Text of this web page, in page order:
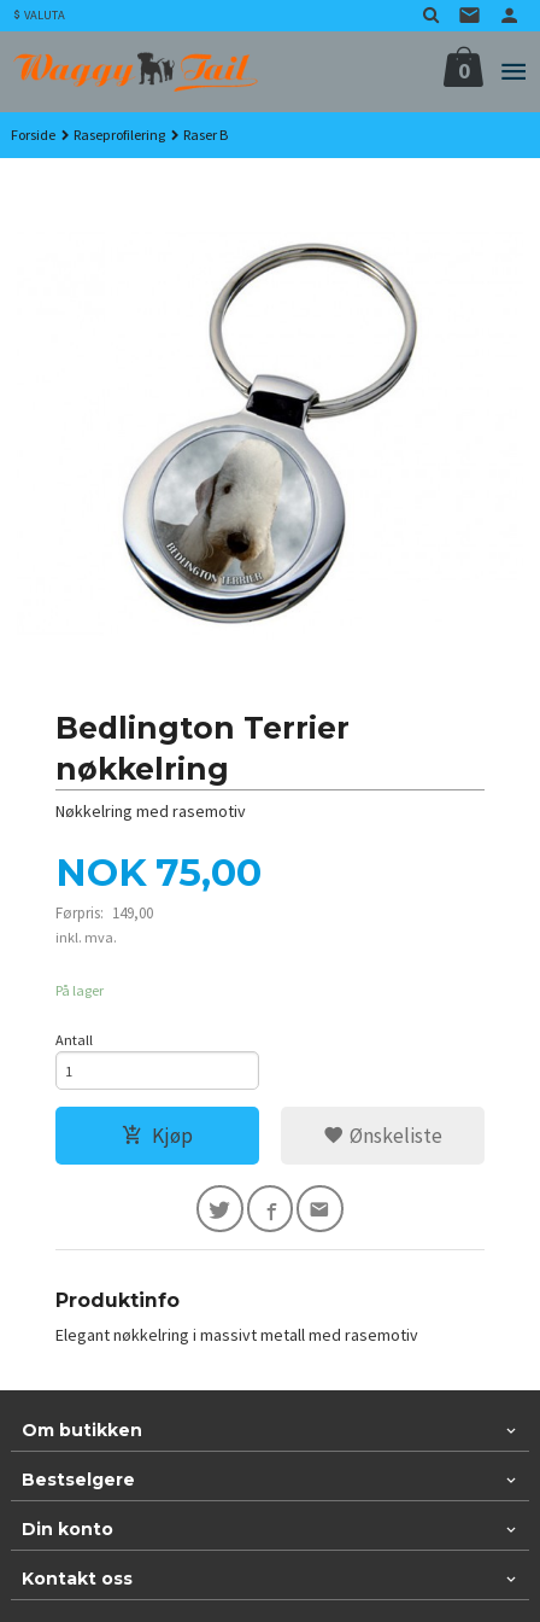
Gå
til
innholdet
VALUTA
0
Forside Raseprofilering Raser B
Bedlington Terrier
nøkkelring
Nøkkelring med rasemotiv
Tilbud
NOK 75,00
Førpris: 149,00
Rabatt
inkl. mva.
På lager
Antall
Kjøp Ønskeliste
Produktinfo
Elegant nøkkelring i massivt metall med rasemotiv
Om butikken
Bestselgere
Din konto
Kontakt oss